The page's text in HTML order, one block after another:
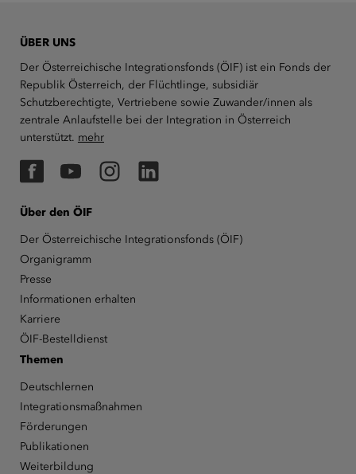
ÜBER UNS
Der Österreichische Integrationsfonds (ÖIF) ist ein Fonds der
Republik Österreich, der Flüchtlinge, subsidiär
Schutzberechtigte, Vertriebene sowie Zuwander/innen als
zentrale Anlaufstelle bei der Integration in Österreich
unterstützt. mehr
FacebookYouTubeInstagramLinkedIn
Über den ÖIF
Der Österreichische Integrationsfonds (ÖIF)
Organigramm
Presse
Informationen erhalten
Karriere
ÖIF-Bestelldienst
Themen
Deutschlernen
Integrationsmaßnahmen
Förderungen
Publikationen
Weiterbildung